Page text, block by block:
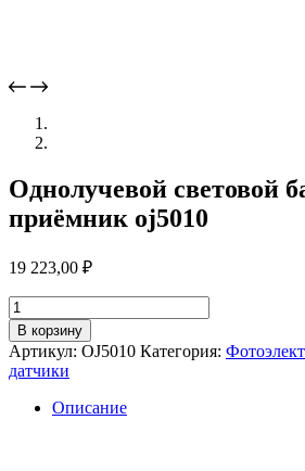
Однолучевой световой
приёмник oj5010
19 223,00 ₽
Количество
товара
Однолучевой
световой
барьер
приёмник
В корзину
Артикул: OJ5010 Категория:
датчики
Описание